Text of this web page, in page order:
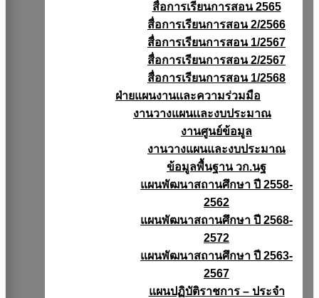
สื่อการเรียนการสอน 2565
สื่อการเรียนการสอน 2/2566
สื่อการเรียนการสอน 1/2567
สื่อการเรียนการสอน 2/2567
สื่อการเรียนการสอน 1/2568
ฝ่ายแผนงานเเละความร่วมมือ
งานวางแผนเเละงบประมาณ
งานศูนย์ข้อมูล
งานวางแผนและงบประมาณ
ข้อมูลพื้นฐาน วก.นฐ
แผนพัฒนาสถานศึกษา ปี 2558-
2562
แผนพัฒนาสถานศึกษา ปี 2568-
2572
แผนพัฒนาสถานศึกษา ปี 2563-
2567
แผนปฏิบัติราชการ – ประจำ